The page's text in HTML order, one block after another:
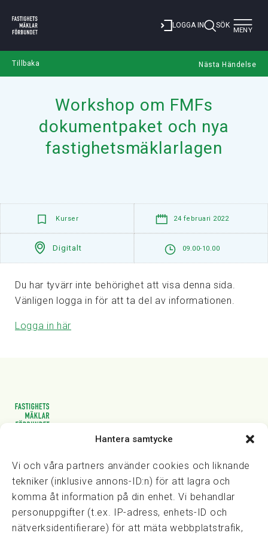
Hantera samtycke
Vi och våra partners använder cookies och liknande
tekniker (inklusive annons-ID:n) för att lagra och
komma åt information på din enhet. Vi behandlar
personuppgifter (t.ex. IP-adress, enhets-ID och
nätverksidentifierare) för att mäta webbplatstrafik,
LOGGA IN SÖK Toggle
MENY
Tillbaka Nästa Händelse
Workshop om FMFs
dokumentpaket och nya
fastighetsmäklarlagen
Kurser 24 februari 2022
Digitalt 09.00-10.00
Du har tyvärr inte behörighet att visa denna sida.
Vänligen logga in för att ta del av informationen.
Logga in här
Vasagatan 28, 111 20 Stockholm
kansli@fmf.se
Snabblänkar
Prisexempel